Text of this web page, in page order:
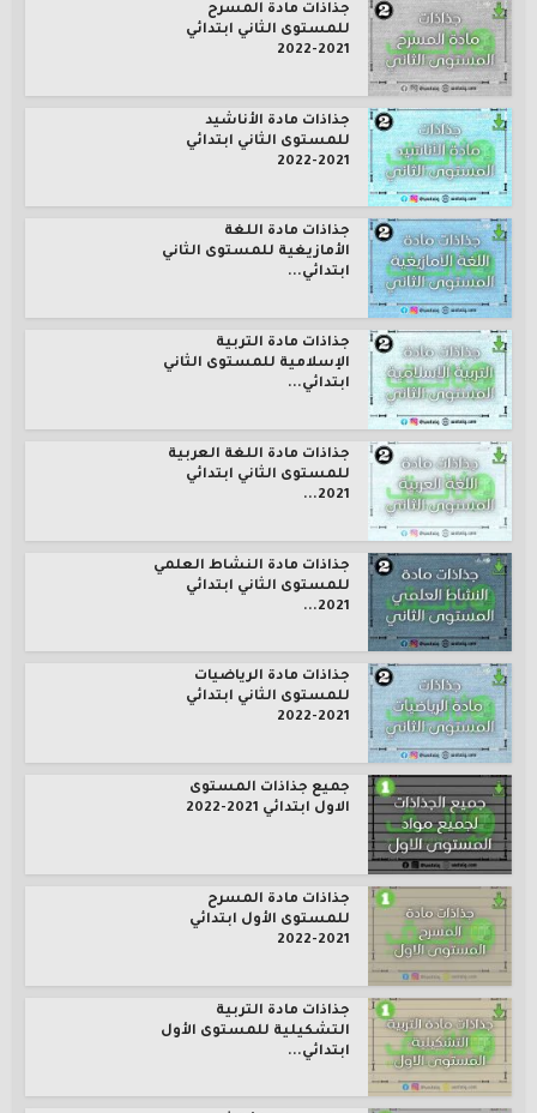
جذاذات مادة المسرح
للمستوى الثاني ابتدائي
2021-2022
جذاذات مادة الأناشيد
للمستوى الثاني ابتدائي
2021-2022
جذاذات مادة اللغة
الأمازيغية للمستوى الثاني
ابتدائي...
جذاذات مادة التربية
الإسلامية للمستوى الثاني
ابتدائي...
جذاذات مادة اللغة العربية
للمستوى الثاني ابتدائي
2021...
جذاذات مادة النشاط العلمي
للمستوى الثاني ابتدائي
2021...
جذاذات مادة الرياضيات
للمستوى الثاني ابتدائي
2021-2022
جميع جذاذات المستوى
الاول ابتدائي 2021-2022
جذاذات مادة المسرح
للمستوى الأول ابتدائي
2021-2022
جذاذات مادة التربية
التشكيلية للمستوى الأول
ابتدائي...